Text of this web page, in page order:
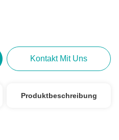
Kontakt Mit Uns
Produktbeschreibung